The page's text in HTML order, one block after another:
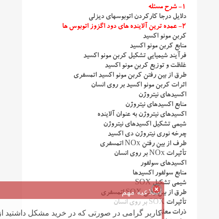
1- شرح مسئله
دلایل درجا کارکردن اتوبوسهای دیزلی
2- عمده ترین آلاینده های دود اگزوز اتوبوس ها
کربن مونو اکسید
منابع کربن مونو اکسید
فرآیند شیمیایی تشکیل کربن مونو اکسید
غلظت و توزیع کربن مونو اکسید
طرق از بین رفتن کربن مونو اکسید اتمسفری
اثرات کربن مونو اکسید بر روی انسان
اکسیدهای نیتروژن
منابع اکسیدهای نیتروژن
اکسیدهای نیتروژن به عنوان آلاینده
شیمی تشکیل اکسیدهای نیتروژن
چرخه نوری نیتروژن دی اکسید
طرف از بین رفتن NOx اتمسفری
تأثیرات NOx بر روی انسان
اکسیدهای سولفور
منابع سولفور اکسیدها
شیمی تشکیل SOX
طرق از بین رفتن SOX اتمسفری
تأثیرات SOX بر روی انسان
ذرات معلق
اطلاعیه مهم
کاربر گرامی در صورتی که در خرید مشکل داشتید